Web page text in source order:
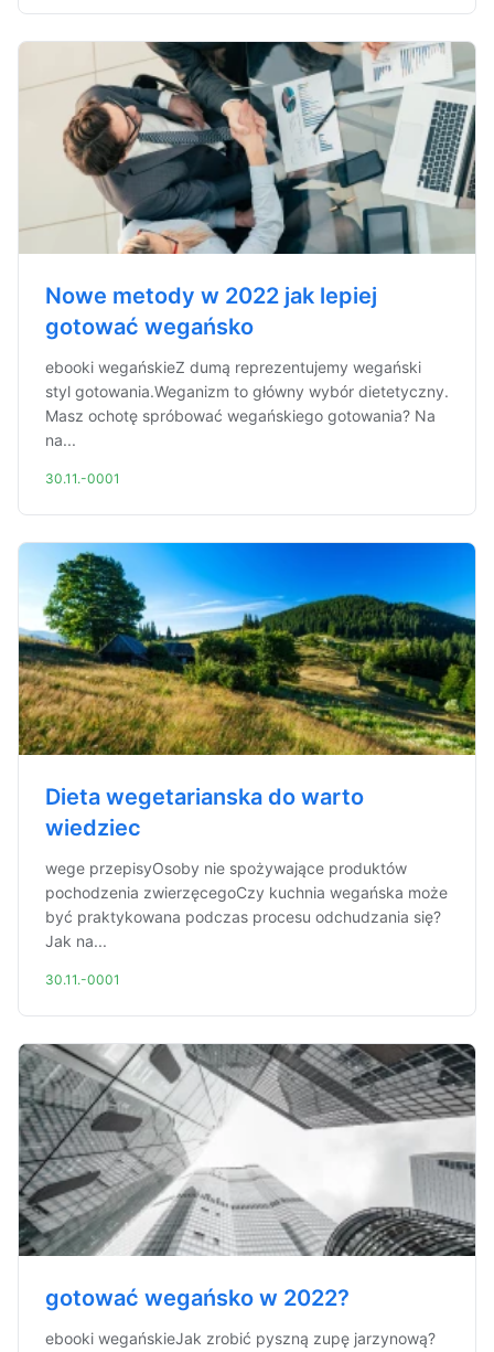
Nowe metody w 2022 jak lepiej
gotować wegańsko
ebooki wegańskieZ dumą reprezentujemy wegański
styl gotowania.Weganizm to główny wybór dietetyczny.
Masz ochotę spróbować wegańskiego gotowania? Na
na...
30.11.-0001
Dieta wegetarianska do warto
wiedziec
wege przepisyOsoby nie spożywające produktów
pochodzenia zwierzęcegoCzy kuchnia wegańska może
być praktykowana podczas procesu odchudzania się?
Jak na...
30.11.-0001
gotować wegańsko w 2022?
ebooki wegańskieJak zrobić pyszną zupę jarzynową?